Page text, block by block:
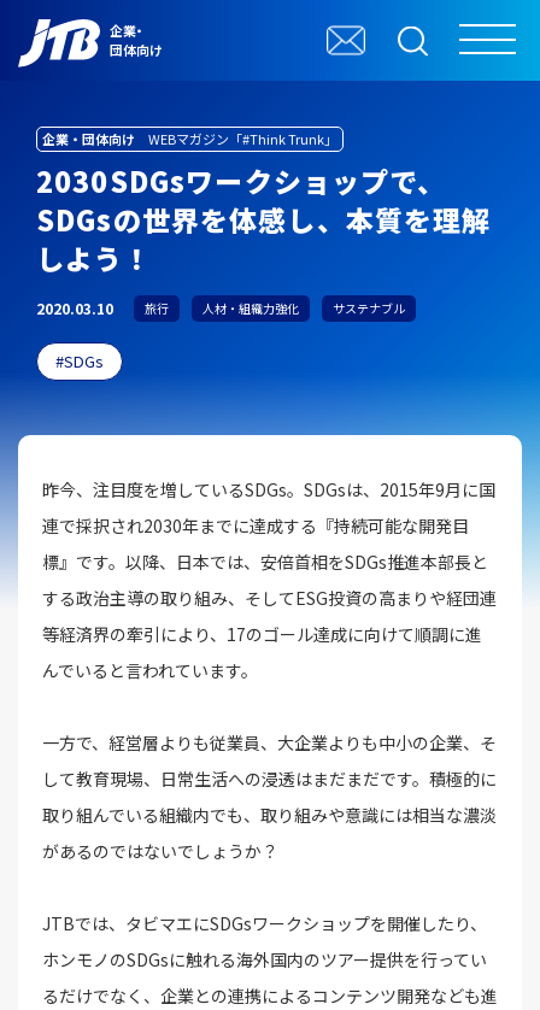
企業・
団体向け
企業・団体向け WEBマガジン「#Think Trunk」
2030SDGsワークショップで、
SDGsの世界を体感し、本質を理解
しよう！
2020.03.10 旅行 人材・組織力強化 サステナブル
SDGs
昨今、注目度を増しているSDGs。SDGsは、2015年9月に国
連で採択され2030年までに達成する『持続可能な開発目
標』です。以降、日本では、安倍首相をSDGs推進本部長と
する政治主導の取り組み、そしてESG投資の高まりや経団連
等経済界の牽引により、17のゴール達成に向けて順調に進
んでいると言われています。
一方で、経営層よりも従業員、大企業よりも中小の企業、そ
して教育現場、日常生活への浸透はまだまだです。積極的に
取り組んでいる組織内でも、取り組みや意識には相当な濃淡
があるのではないでしょうか？
JTBでは、タビマエにSDGsワークショップを開催したり、
ホンモノのSDGsに触れる海外国内のツアー提供を行ってい
るだけでなく、企業との連携によるコンテンツ開発なども進